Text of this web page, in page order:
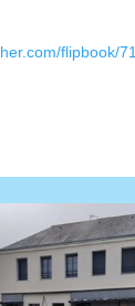
flipbook/